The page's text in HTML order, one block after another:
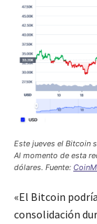
Este jueves el Bitcoin
Al momento de esta
dólares. Fuente:
«El Bitcoin
consolidación